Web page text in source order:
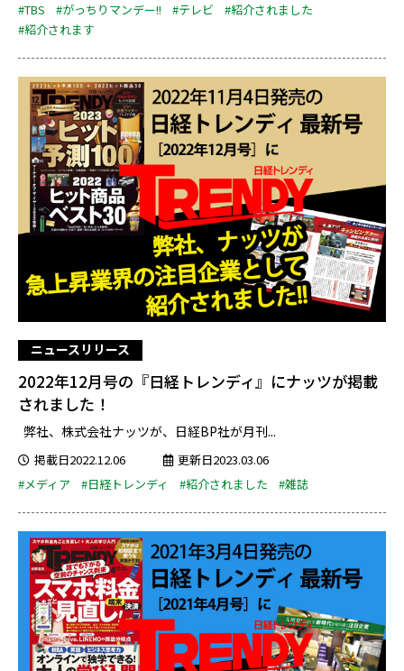
#TBS
#がっちりマンデー!! #テレビ
#紹介されました
#紹介されます
ニュースリリース
2022年12月号の『日経トレンディ』にナッツが掲載
されました！
弊社、株式会社ナッツが、日経BP社が月刊...
掲載日2022.12.06
更新日2023.03.06
#メディア
#日経トレンディ #紹介されました #雑誌